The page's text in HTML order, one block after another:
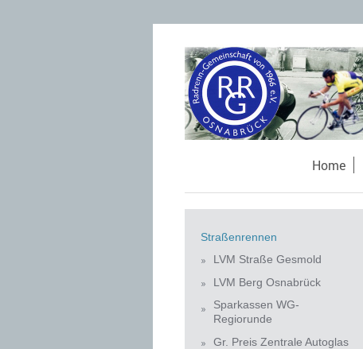
Home
Straßenrennen
LVM Straße Gesmold
LVM Berg Osnabrück
Sparkassen WG-
Regiorunde
Gr. Preis Zentrale Autoglas